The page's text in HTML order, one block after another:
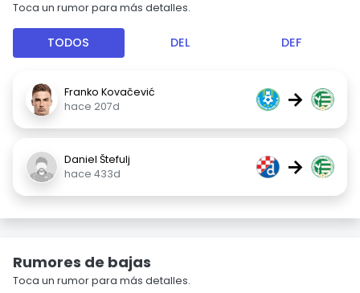
Toca un rumor para más detalles.
TODOS DEL DEF
Franko Kovačević
hace 207d
→
Daniel Štefulj
hace 433d
→
Rumores de bajas
Toca un rumor para más detalles.